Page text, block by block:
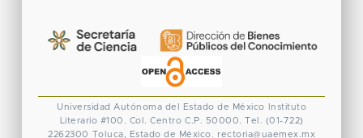
Universidad Autónoma del Estado de México
Instituto
Literario #100. Col. Centro C.P. 50000. Tel. (01-722)
2262300 Toluca, Estado de México. rectoria@uaemex.mx